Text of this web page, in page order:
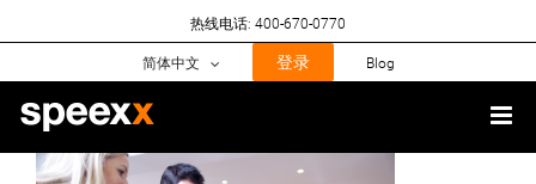
to
热线电话: 400-670-0770
简体中文 登录 Blog